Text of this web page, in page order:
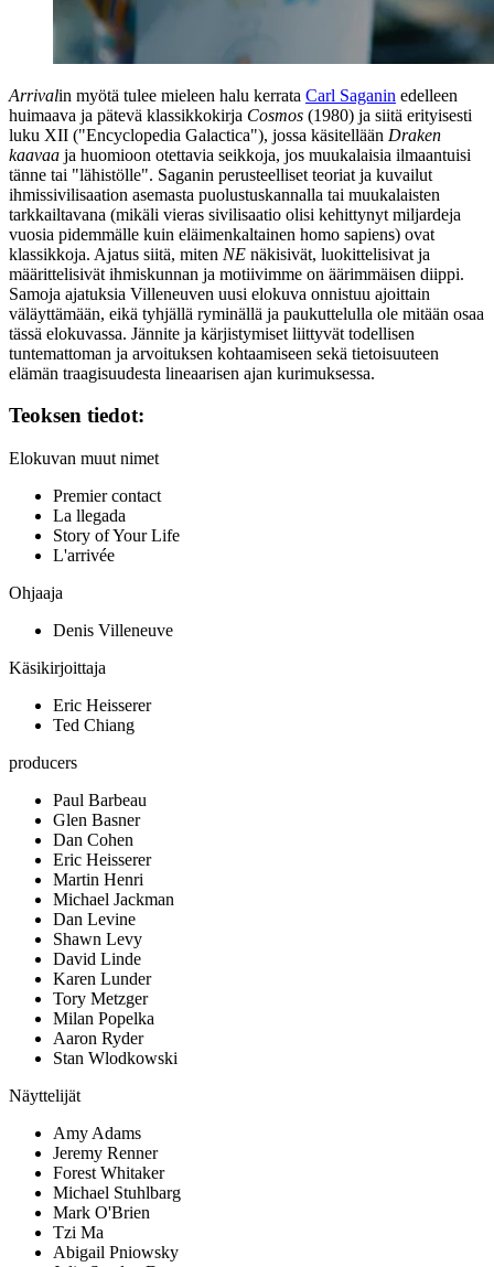
Arrivalin myötä tulee mieleen halu kerrata Carl Saganin edelleen
huimaava ja pätevä klassikkokirja Cosmos (1980) ja siitä erityisesti
luku XII ("Encyclopedia Galactica"), jossa käsitellään Draken
kaavaa ja huomioon otettavia seikkoja, jos muukalaisia ilmaantuisi
tänne tai "lähistölle". Saganin perusteelliset teoriat ja kuvailut
ihmissivilisaation asemasta puolustuskannalla tai muukalaisten
tarkkailtavana (mikäli vieras sivilisaatio olisi kehittynyt miljardeja
vuosia pidemmälle kuin eläimenkaltainen homo sapiens) ovat
klassikkoja. Ajatus siitä, miten NE näkisivät, luokittelisivat ja
määrittelisivät ihmiskunnan ja motiivimme on äärimmäisen diippi.
Samoja ajatuksia Villeneuven uusi elokuva onnistuu ajoittain
väläyttämään, eikä tyhjällä ryminällä ja paukuttelulla ole mitään osaa
tässä elokuvassa. Jännite ja kärjistymiset liittyvät todellisen
tuntemattoman ja arvoituksen kohtaamiseen sekä tietoisuuteen
elämän traagisuudesta lineaarisen ajan kurimuksessa.
Teoksen tiedot:
Elokuvan muut nimet
Premier contact
La llegada
Story of Your Life
L'arrivée
Ohjaaja
Denis Villeneuve
Käsikirjoittaja
Eric Heisserer
Ted Chiang
producers
Paul Barbeau
Glen Basner
Dan Cohen
Eric Heisserer
Martin Henri
Michael Jackman
Dan Levine
Shawn Levy
David Linde
Karen Lunder
Tory Metzger
Milan Popelka
Aaron Ryder
Stan Wlodkowski
Näyttelijät
Amy Adams
Jeremy Renner
Forest Whitaker
Michael Stuhlbarg
Mark O'Brien
Tzi Ma
Abigail Pniowsky